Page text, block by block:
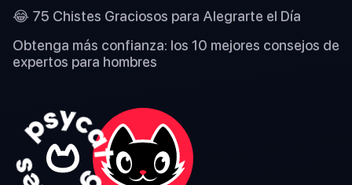
😂 75 Chistes Graciosos para Alegrarte el Día
Obtenga más confianza: los 10 mejores consejos de
expertos para hombres